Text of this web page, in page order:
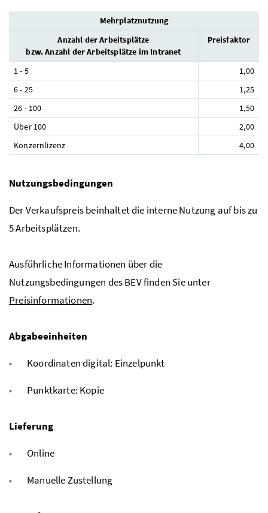
Mehrplatznutzung
Anzahl der Arbeitsplätze
bzw. Anzahl der Arbeitsplätze im Intranet
Preisfaktor
1 - 5
1,00
6 - 25
1,25
26 - 100
1,50
Über 100
2,00
Konzernlizenz
4,00
Nutzungsbedingungen
Der Verkaufspreis beinhaltet die interne Nutzung auf bis zu
5 Arbeitsplätzen.
Ausführliche Informationen über die
Nutzungsbedingungen des BEV finden Sie unter
Preisinformationen.
Abgabeeinheiten
Koordinaten digital: Einzelpunkt
Punktkarte: Kopie
Lieferung
Online
Manuelle Zustellung